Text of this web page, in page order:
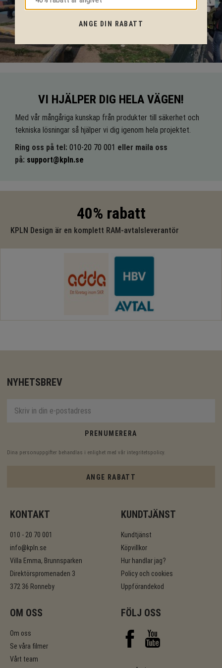
VI HJÄLPER DIG HELA VÄGEN!
Med vår mångåriga kunskap från produkter till säkerhet och
tekniska lösningar så hjälper vi dig igenom hela projektet.
Ring oss på tel: 010-20 70 001 eller maila oss
på: support@kpln.se
40% rabatt
KPLN Design är en komplett RAM-avtalsleverantör
NYHETSBREV
PRENUMERERA
Dina personuppgifter behandlas i enlighet med vår integritetspolicy.
ANGE RABATT
KONTAKT
010 - 20 70 001
info@kpln.se
Villa Emma, Brunnsparken
Direktörspromenaden 3
372 36 Ronneby
KUNDTJÄNST
Kundtjänst
Köpvillkor
Hur handlar jag?
Policy och cookies
Uppförandekod
OM OSS
Om oss
Se våra filmer
Vårt team
FÖLJ OSS
ANGE DIN RABATT